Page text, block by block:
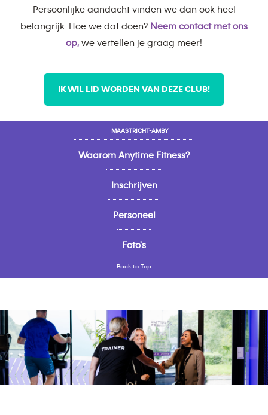
Persoonlijke aandacht vinden we dan ook heel
belangrijk. Hoe we dat doen? Neem contact met ons
op, we vertellen je graag meer!
IK WIL LID WORDEN VAN DEZE CLUB!
MAASTRICHT-AMBY
Waarom Anytime Fitness?
Inschrijven
Personeel
Foto's
Back to Top